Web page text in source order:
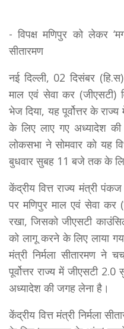
- विपक्ष मणिपुर को लेकर
सीतारमण
नई दिल्‍ली, 02 दिसंबर
माल एवं सेवा कर
भेज दिया, यह पूर्वोत्तर के
के लिए लाए गए अध्‍यादेश
लोकसभा ने सोमवार को यह
बुधवार सुबह 11 बजे तक के
केंद्रीय वित्त राज्य मंत्री
पर मणिपुर माल एवं सेवा
रखा, जिसको जीएसटी
को लागू करने के लिए लाया
मंत्री निर्मला सीतारमण ने
पूर्वोत्तर राज्य में जीएसटी
अध्‍यादेश की जगह लेना है।
केंद्रीय वित्त मंत्री निर्मला